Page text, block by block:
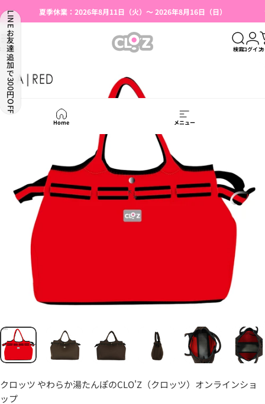
夏季休業：2026年8月11日（火）～ 2026年8月16日（日）
クロッツ公式オンラインショップへようこそ
【本店限定】会員登録で500円OFFクーポン
湯たんぽ使用上のご注意（はじめての方へ）
スライドショーを一時停止
ュー CLO'Z｜クロッツ公式 検索ログイン
Home メニュー
LINEお友達追加で300円OFF
クロッツ やわらか湯たんぽのCLO'Z（クロッツ）オンラインショ
ップ